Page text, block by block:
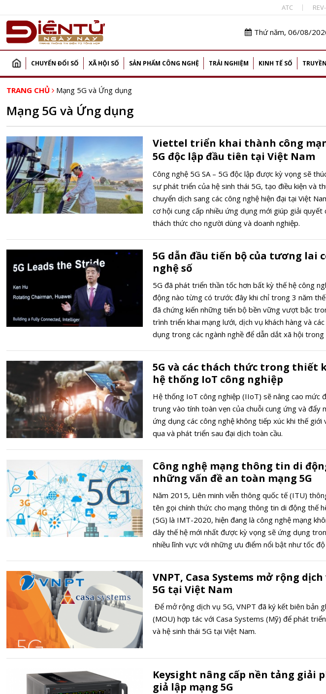
ATC
Thứ năm, 06/08/
CHUYỂN ĐỔI SỐ XÃ HỘI SỐ SẢN PHẨM CÔNG NGHỆ TRẢI NGHIỆM KINH TẾ SỐ
TRANG CHỦ Mạng 5G và Ứng dụng
Mạng 5G và Ứng dụng
Viettel triển khai thành công
5G độc lập đầu tiên tại Việt Nam
Công nghệ 5G SA – 5G độc lập được kỳ vọng sẽ
sự phát triển của hệ sinh thái 5G, tạo điều kiện và
chuyển dịch sang các công nghệ hiện đại tại Việt
cơ hội cung cấp nhiều ứng dụng mới giúp giải quyết
thách thức cho người dùng và doanh nghiệp.
5G dẫn đầu tiến bộ của tương lai
nghệ số
5G đã phát triển thần tốc hơn bất kỳ thế hệ công
động nào từng có trước đây khi chỉ trong 3 năm
đã chứng kiến những tiến bộ bền vững vượt bậc
trình triển khai mạng lưới, dịch vụ khách hàng và
dụng trong các ngành nghề để dẫn dắt xã hội trong
5G và các thách thức trong thiết
hệ thống IoT công nghiệp
Hệ thống IoT công nghiệp (IIoT) sẽ nâng cao mức
trung vào tính toàn vẹn của chuỗi cung ứng và đẩy
ứng dụng các công nghệ không tiếp xúc khi thế giới
qua và phát triển sau đại dịch toàn cầu.
Công nghệ mạng thông tin di
những vấn đề an toàn mạng 5G
Năm 2015, Liên minh viễn thông quốc tế (ITU)
tên gọi chính thức cho mạng thông tin di động thế
(5G) là IMT-2020, hiện đang là công nghệ mạng
dây thế hệ mới nhất được kỳ vọng sẽ ứng dụng
nhiều lĩnh vực với những ưu điểm nổi bật như tốc độ
thiết bị yêu cầu cao về chức năng khác.
VNPT, Casa Systems mở rộng dịch
5G tại Việt Nam
Để mở rộng dịch vụ 5G, VNPT đã ký kết biên bản
(MOU) hợp tác với Casa Systems (Mỹ) để phát
và hệ sinh thái 5G tại Việt Nam.
Keysight nâng cấp nền tảng giải
giả lập mạng 5G